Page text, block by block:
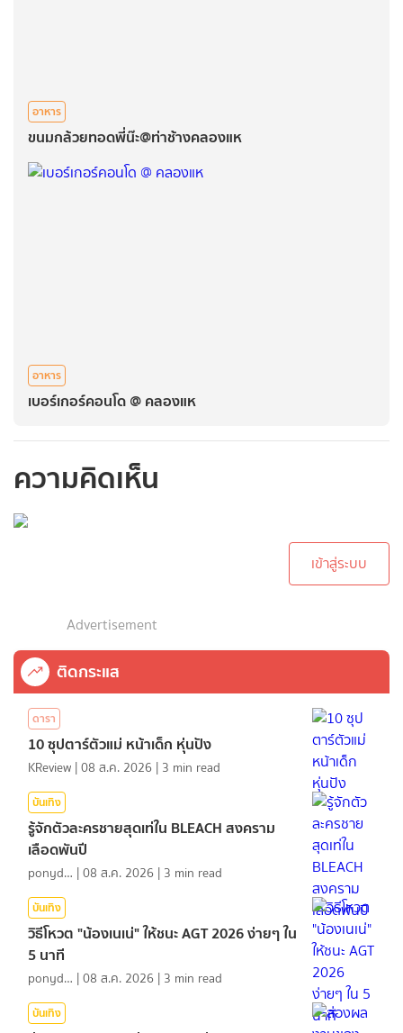
อาหาร
ขนมกล้วยทอดพี่น๊ะ@ท่าช้างคลองแห
อาหาร
เบอร์เกอร์คอนโด @ คลองแห
ความคิดเห็น
เข้าสู่ระบบ
Advertisement
ติดกระแส
ดารา
10 ซุปตาร์ตัวแม่ หน้าเด็ก หุ่นปัง
KReview |08 ส.ค. 2026 | 3 min read
บันเทิง
รู้จักตัวละครชายสุดเท่ใน BLEACH สงคราม
เลือดพันปี
ponydiary |08 ส.ค. 2026 | 3 min read
บันเทิง
วิธีโหวต "น้องเนเน่" ให้ชนะ AGT 2026 ง่ายๆ ใน
5 นาที
ponydiary |08 ส.ค. 2026 | 3 min read
บันเทิง